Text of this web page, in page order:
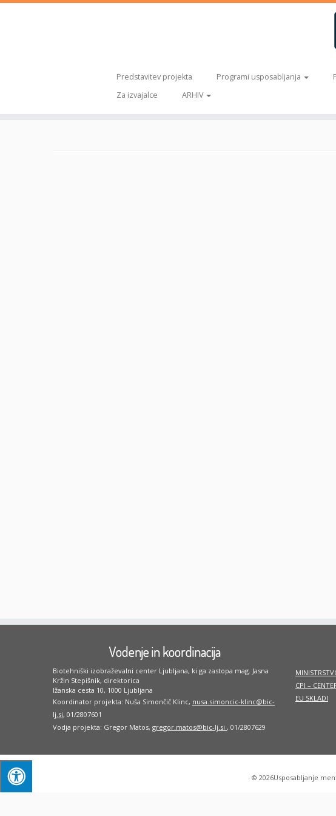
Predstavitev projekta Programi usposabljanja
Za izvajalce
ARHIV
Vodenje in koordinacija
Biotehniški izobraževalni center Ljubljana, ki ga zastopa mag. Jasna
Kržin Stepišnik, direktorica
Ižanska cesta 10, 1000 Ljubljana
Koordinator projekta: Nuša Simončič Klinc, nusa.simoncic-klinc@bic-
lj.si, 01/2807601
Vodja projekta: Gregor Matos, gregor.matos@bic-lj.si , 01/2807629
CPI –
EU SKLADI
· © 2026Usposabljanje